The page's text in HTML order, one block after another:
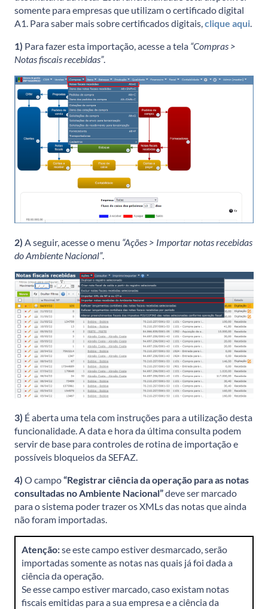
somente para empresas que utilizam o certificado digital
A1. Para saber mais sobre certificados digitais, clique aqui
1) Para fazer esta importação, acesse a tela “Compras >
Notas fiscais recebidas”.
2) A seguir, acesse o menu “Ações > Importar notas recebidas
do Ambiente Nacional”.
3) É aberta uma tela com instruções para a utilização desta
funcionalidade.A data e hora da última consulta podem
servir de base para controles de rotina de importação e
possíveis bloqueios da SEFAZ.
4) O campo“Registrar ciência da operação para as notas
consultadas no Ambiente Nacional”deve ser marcado
para o sistema poder trazer os XMLs das notas que ainda
não foram importadas.
Atenção:se este campo estiver desmarcado, serão
importadas somente as notas nas quais já foi dada a
ciência da operação.
Se esse campo estiver marcado, caso existam notas
fiscais emitidas para a sua empresa e a ciência da